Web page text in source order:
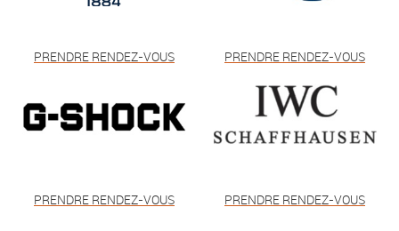
PRENDRE RENDEZ-VOUS PRENDRE RENDEZ-VOUS
PRENDRE RENDEZ-VOUS PRENDRE RENDEZ-VOUS